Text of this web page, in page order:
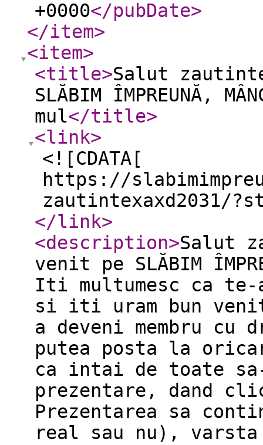
+0000</pubDate>
</item>
<item>
<title>Salut
SLĂBIM ÎMPREUNĂ,
mul</title>
<link>
<![CDATA[
https://
zautintexaxd2031/
</link>
<description>Salut
venit pe SLĂBIM
Iti multumesc ca
si iti uram bun
a deveni membru
putea posta la
ca intai de toate
prezentare, dand
Prezentarea sa
real sau nu),